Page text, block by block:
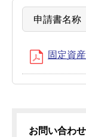
申請書名称
固定資
お問い合わせ